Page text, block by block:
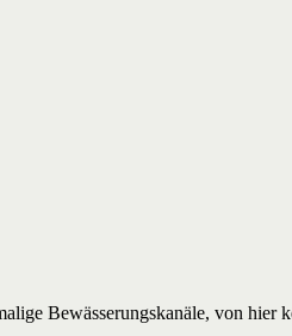
Bewässerungskanäle, von hier